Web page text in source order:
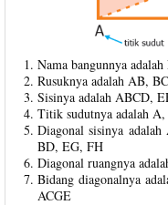
Nama bangunnya
Rusuknya adalah AB,
Sisinya adalah ABCD,
Titik sudutnya adalah
Diagonal sisinya
BD, EG, FH
Diagonal ruangnya
Bidang diagonalnya
ACGE